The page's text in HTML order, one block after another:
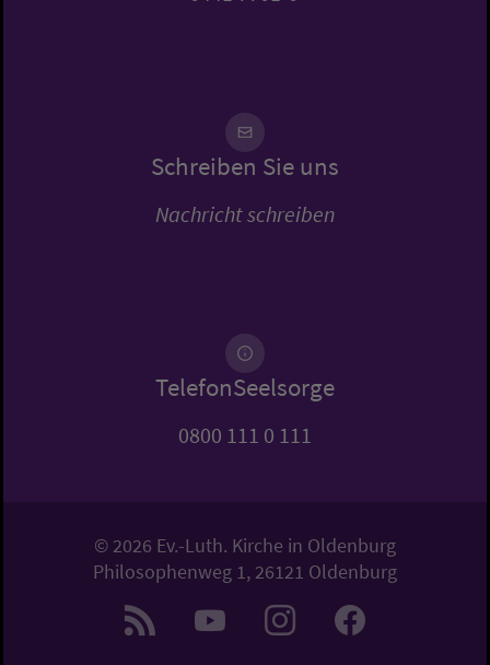
Schreiben Sie uns
Nachricht schreiben
TelefonSeelsorge
0800 111 0 111
© 2026 Ev.-Luth. Kirche in Oldenburg
Philosophenweg 1, 26121 Oldenburg